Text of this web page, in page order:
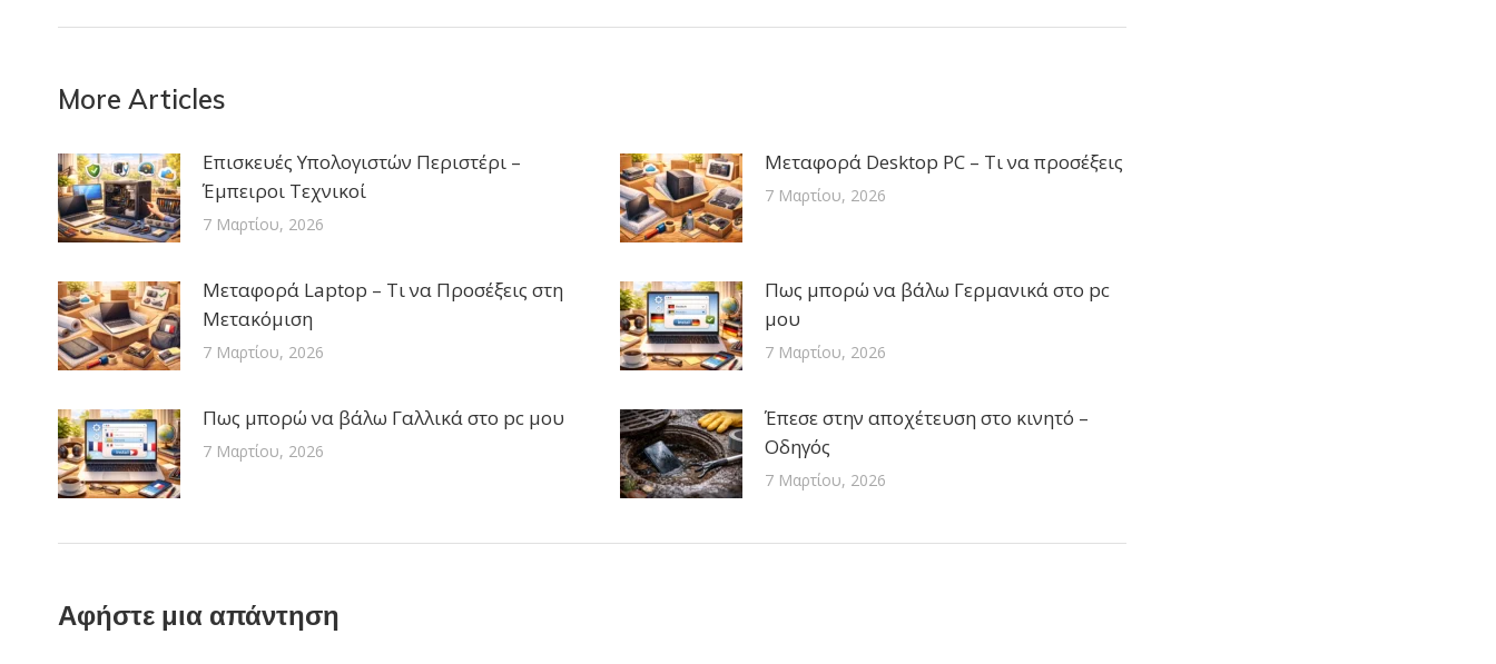
More Articles
Επισκευές Υπολογιστών Περιστέρι –
Έμπειροι Τεχνικοί
7 Μαρτίου, 2026
Μεταφορά Desktop PC – Τι να προσέξεις
7 Μαρτίου, 2026
Μεταφορά Laptop – Τι να Προσέξεις στη
Μετακόμιση
7 Μαρτίου, 2026
Πως μπορώ να βάλω Γερμανικά στο pc
μου
7 Μαρτίου, 2026
Πως μπορώ να βάλω Γαλλικά στο pc μου
7 Μαρτίου, 2026
Έπεσε στην αποχέτευση στο κινητό –
Οδηγός
7 Μαρτίου, 2026
Αφήστε μια απάντηση